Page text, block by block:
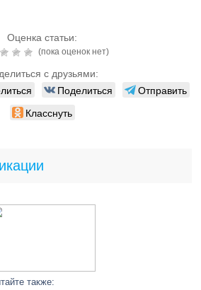
Оценка статьи:
(пока оценок нет)
с друзьями:
Поделиться
Отправить
Класснуть
также: